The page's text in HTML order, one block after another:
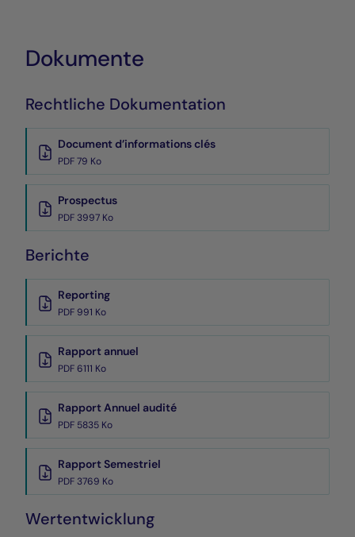
Dokumente
Rechtliche Dokumentation
Document d’informations clés
PDF 79 Ko
Prospectus
PDF 3997 Ko
Berichte
Reporting
PDF 991 Ko
Rapport annuel
PDF 6111 Ko
Rapport Annuel audité
PDF 5835 Ko
Rapport Semestriel
PDF 3769 Ko
Wertentwicklung